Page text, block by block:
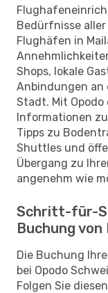
Bedürfnisse
Flughäfen in
Shops, lokale
Anbindungen an
Stadt. Mit
Informationen
Tipps zu
Shuttles und
Übergang zu
angenehm wie
Schritt-für-
Buchung von
Die Buchung
bei Opodo
Folgen Sie